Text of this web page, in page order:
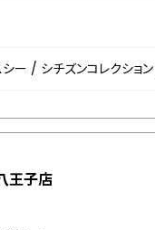
ー / シチズンコレクション
王子店